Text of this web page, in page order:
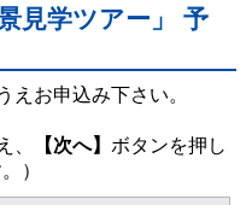
見学ツアー」 予
えお申込み下さい。
、
【次へ】 ボタンを押し
）